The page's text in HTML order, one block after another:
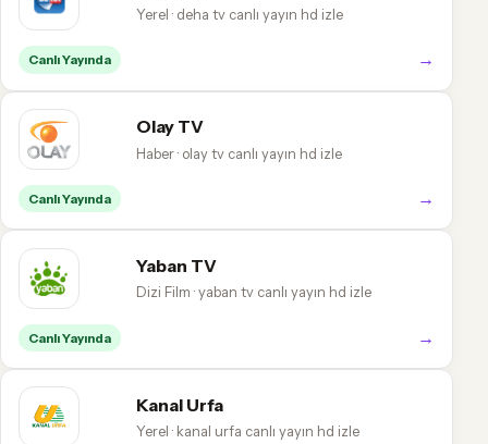
Yerel · deha tv canlı yayın hd izle
Canlı Yayında →
Olay TV
Haber · olay tv canlı yayın hd izle
Canlı Yayında →
Yaban TV
Dizi Film · yaban tv canlı yayın hd izle
Canlı Yayında →
Kanal Urfa
Yerel · kanal urfa canlı yayın hd izle